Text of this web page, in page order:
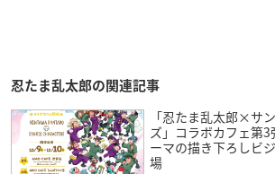
忍たま乱太郎の関連記事
「忍たま乱太郎×サ
ズ」コラボカフェ第
ーマの描き下ろしビ
場